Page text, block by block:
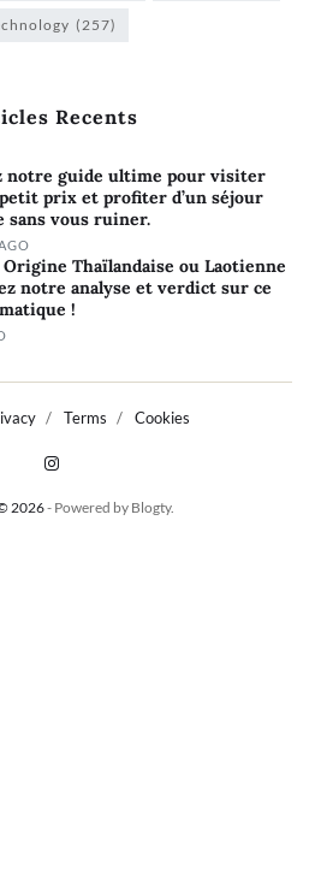
(257)
Recents
notre guide ultime pour visiter
prix et profiter d’un séjour
sans vous ruiner.
Origine Thaïlandaise ou Laotienne
notre analyse et verdict sur ce
!
2026- Powered by Blogty.
Terms Cookies